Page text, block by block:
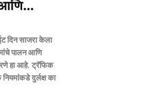
आणि...
दिन साजरा केला
पालन आणि
हा आहे. ट्रॅफिक
दुर्लक्ष का